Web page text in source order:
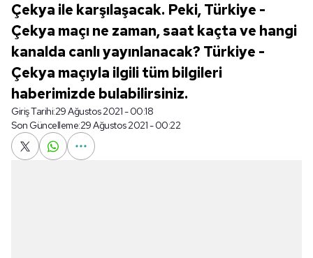
Çekya ile karşılaşacak. Peki, Türkiye -
Çekya maçı ne zaman, saat kaçta ve hangi
kanalda canlı yayınlanacak? Türkiye -
Çekya maçıyla ilgili tüm bilgileri
haberimizde bulabilirsiniz.
Giriş Tarihi:29 Ağustos 2021 - 00:18
Son Güncelleme:29 Ağustos 2021 - 00:22